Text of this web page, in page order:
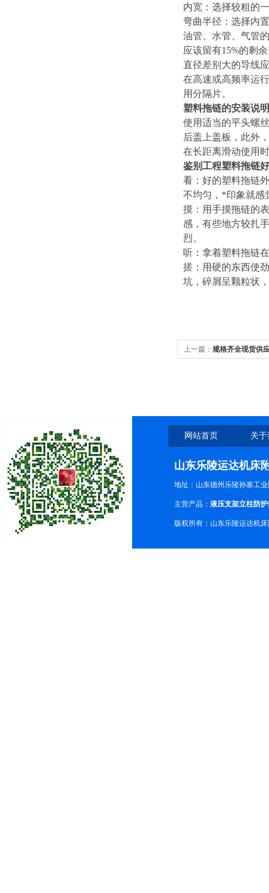
内宽：选择较粗的
弯曲半径：选择内
油管、水管、气管
应该留有15%的剩
直径差别大的导线
在高速或高频率运
用分隔片。
塑料拖链的安装说明
使用适当的平头螺
后盖上盖板，此外
在长距离滑动使用
鉴别工程塑料拖链
看：好的塑料拖链
不均匀，*印象就
摸：用手摸拖链的
感，有些地方较扎
烈。
听：拿着塑料拖链
搓：用硬的东西使
坑，碎屑呈颗粒状
上一篇： 规格齐全现货供
网站首页 关
山东乐陵运达机床
地址：山东德州乐陵孙寨工
主营产品： 液压支架立柱防
版权所有：山东乐陵运达机